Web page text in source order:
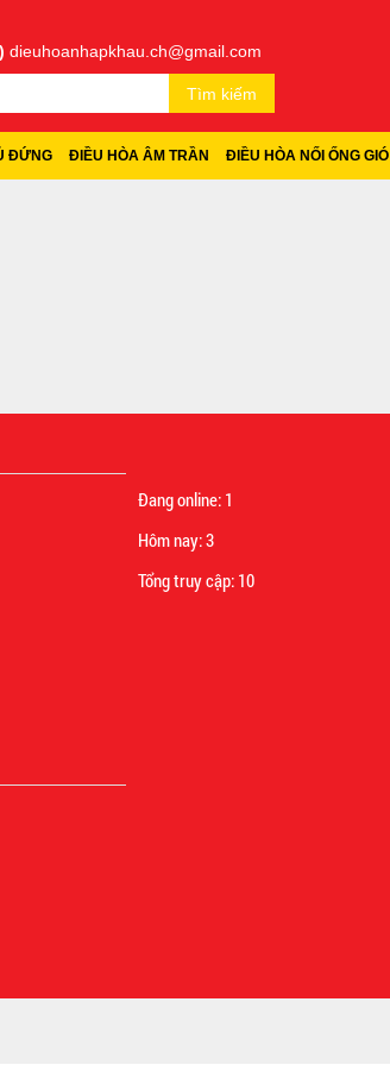
dieuhoanhapkhau.ch@gmail.com
Tìm kiếm
ĐỨNG ĐIỀU HÒA ÂM TRẦN ĐIỀU HÒA NỐI ỐNG GIÓ
Đang online: 1
Hôm nay:3
Tổng truy cập: 10